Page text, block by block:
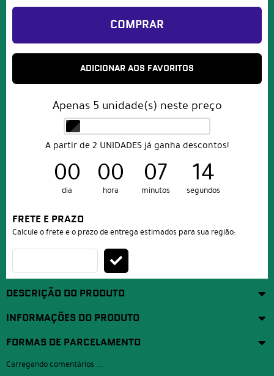
COMPRAR
ADICIONAR AOS FAVORITOS
Apenas 5 unidade(s) neste preço
A partir de 2 UNIDADES já ganha descontos!
00
dia
00
hora
07
minutos
14
segundos
FRETE E PRAZO
Calcule o frete e o prazo de entrega estimados para sua região:
DESCRIÇÃO DO PRODUTO
INFORMAÇÕES DO PRODUTO
FORMAS DE PARCELAMENTO
Carregando comentários ...